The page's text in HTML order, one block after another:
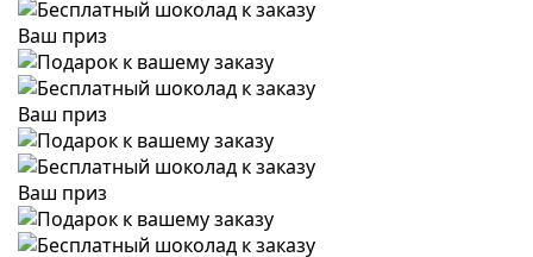
Ваш приз
Ваш приз
Ваш приз